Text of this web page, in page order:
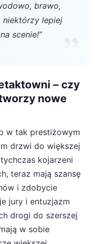
brawo,
niektórzy lepiej
scenie!”
– czy
nowe
w tak prestiżowym
drzwi do większej
kojarzeni
teraz mają szansę
i zdobycie
jury i entuzjazm
drogi do szerszej
w sobie